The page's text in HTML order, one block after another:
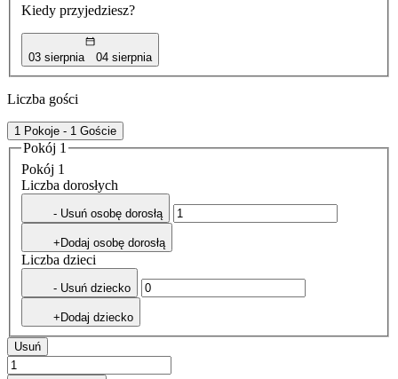
Kiedy przyjedziesz?
03 sierpnia 04 sierpnia
Liczba gości
1 Pokoje - 1 Goście
Pokój 1
Pokój 1
Liczba dorosłych
- Usuń osobę dorosłą
+Dodaj osobę dorosłą
Liczba dzieci
- Usuń dziecko
+Dodaj dziecko
Usuń